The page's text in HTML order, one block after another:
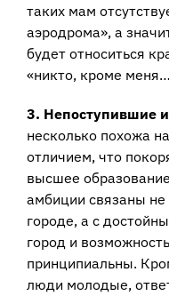
таких мам
аэродрома», а
будет относиться
«никто, кроме
3. Непоступившие
несколько похожа
отличием, что
высшее
амбиции связаны не
городе, а с
город и
принципиальны.
люди молодые,